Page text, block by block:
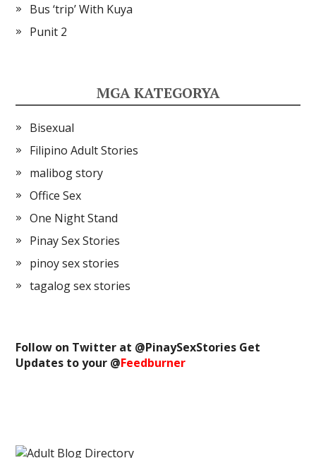
Bus ‘trip’ With Kuya
Punit 2
MGA KATEGORYA
Bisexual
Filipino Adult Stories
malibog story
Office Sex
One Night Stand
Pinay Sex Stories
pinoy sex stories
tagalog sex stories
Follow on Twitter at @PinaySexStories Get
Updates to your @Feedburner